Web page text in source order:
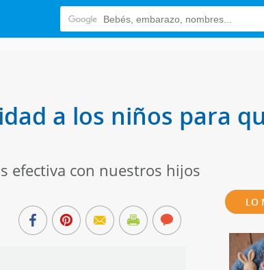
a los niños para
efectiva con nuestros hijos
LO